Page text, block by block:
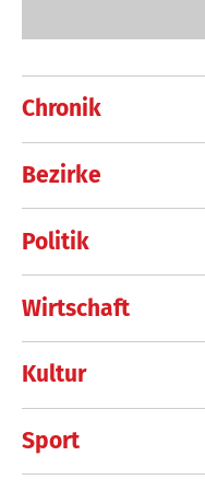
Chronik
Bezirke
Politik
Wirtschaft
Kultur
Sport